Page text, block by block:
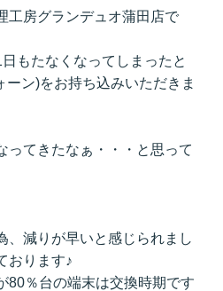
工房グランデュオ蒲田店で
もたなくなってしまったと
ン)をお持ち込みいただきま
ってきたなぁ・・・と思って
、減りが早いと感じられまし
おります♪
80％台の端末は交換時期です